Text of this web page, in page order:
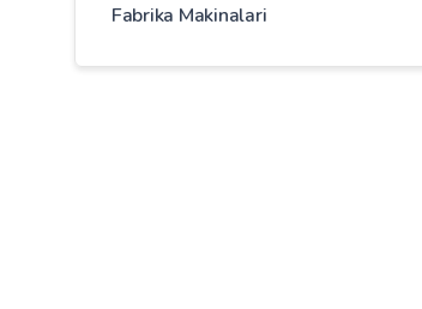
Fabrika Makinalari